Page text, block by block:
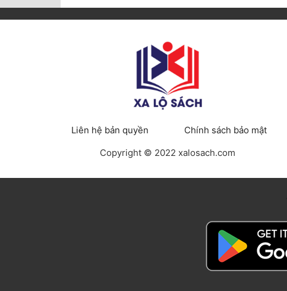
Liên hệ bản quyền
Chính sách bảo mật
Copyright © 2022 xalosach.com